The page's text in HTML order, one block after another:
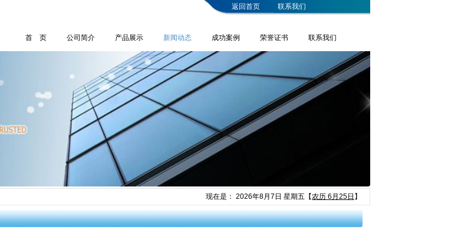
返回首页 联系我们
首 页 公司简介 产品展示 新闻动态 成功案例 荣誉证书 联系我们
现在是： 2026年8月7日 星期五 【农历 6月25日 】